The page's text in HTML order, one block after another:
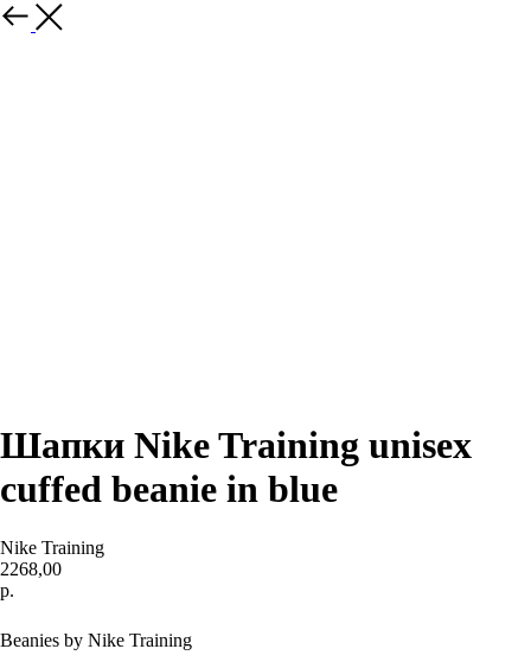
Назад
Шапки Nike Training unisex
cuffed beanie in blue
Nike Training
2268,00
р.
Beanies by Nike Training